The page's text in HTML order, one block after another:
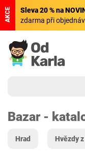
AKCE Sleva 20 % na
zdarma při
Bazar -
Hrad Hvězdy